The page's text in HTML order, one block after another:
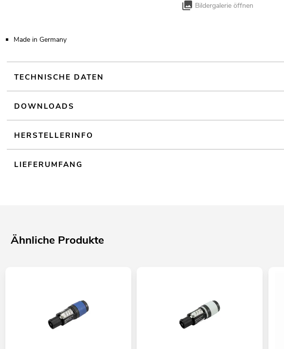
Bildergalerie öffnen
Made in Germany
TECHNISCHE DATEN
DOWNLOADS
HERSTELLERINFO
LIEFERUMFANG
Ähnliche Produkte